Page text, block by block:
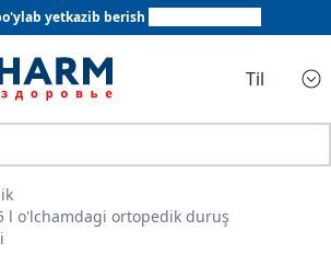
yetkazib berish
Til
l o'lchamdagi ortopedik duruş